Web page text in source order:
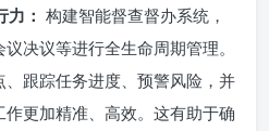
： 构建智能督查督办系统，
决议等进行全生命周期管理。
跟踪任务进度、预警风险，并
更加精准、高效。这有助于确